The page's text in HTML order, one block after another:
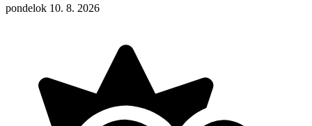
pondelok 10. 8. 2026